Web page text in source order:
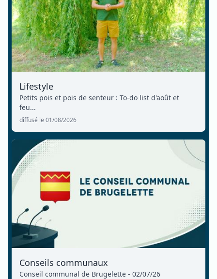
Lifestyle
Petits pois et pois de senteur : To-do list d'août et
feu...
diffusé le 01/08/2026
Conseils communaux
Conseil communal de Brugelette - 02/07/26